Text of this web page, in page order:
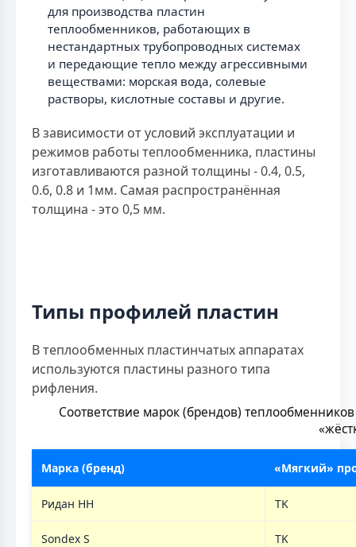
для производства пластин
теплообменников, работающих в
нестандартных трубопроводных системах
и передающие тепло между агрессивными
веществами: морская вода, солевые
растворы, кислотные составы и другие.
В зависимости от условий эксплуатации и
режимов работы теплообменника, пластины
изготавливаются разной толщины - 0.4, 0.5,
0.6, 0.8 и 1мм. Самая распространённая
толщина - это 0,5 мм.
Типы профилей пластин
В теплообменных пластинчатых аппаратах
используются пластины разного типа
рифления.
Соответствие марок (брендов)
Марка (бренд) «Мягкий»
Ридан НН TK
Sondex S TK